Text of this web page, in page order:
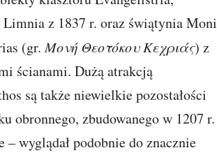
Limnia z 1837 r. oraz świątynia Moni
(gr.Μονή Θεοτόκου Κεχριάς) z
ścianami. Dużą atrakcją
są także niewielkie pozostałości
obronnego, zbudowanego w 1207 r.
– wyglądał podobnie do znacznie